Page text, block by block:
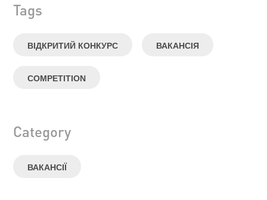
Tags
ВІДКРИТИЙ КОНКУРС ВАКАНСІЯ
COMPETITION
Category
ВАКАНСІЇ